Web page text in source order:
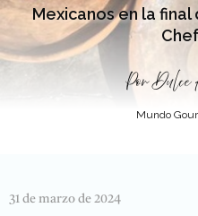
Mexicanos en la final
PorDulce
Mundo
31 de marzo de 2024